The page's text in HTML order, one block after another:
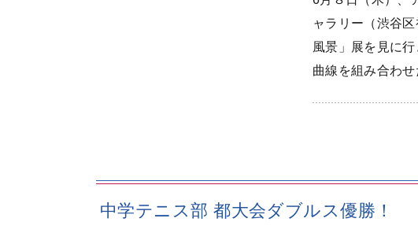
ャラリー（渋谷
風景」展を見に
曲線を組み合わ
中学テニス部 都大会ダブルス優勝！